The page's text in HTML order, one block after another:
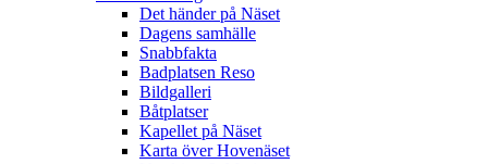
Det händer på Näset
Dagens samhälle
Snabbfakta
Badplatsen Reso
Bildgalleri
Båtplatser
Kapellet på Näset
Karta över Hovenäset